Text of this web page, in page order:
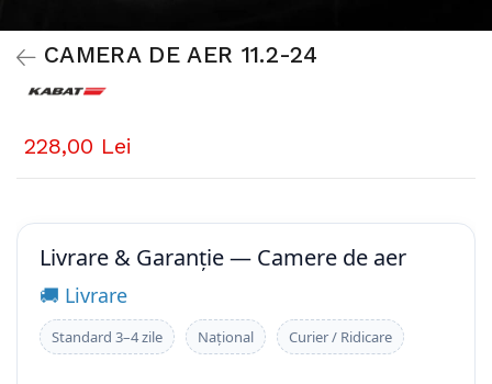
CAMERA DE AER 11.2-24
228,00 Lei
Livrare & Garanție — Camere de aer
🚚 Livrare
Standard 3–4 zile Național Curier / Ridicare